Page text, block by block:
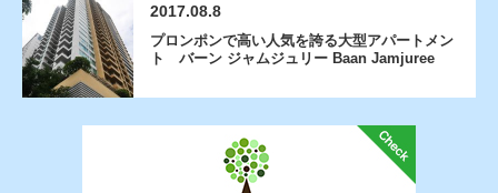
2017.08.8
プロンポンで高い人気を誇る大型アパートメン
ト バーン ジャムジュリー Baan Jamjuree